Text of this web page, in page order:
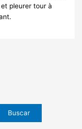
pleurer tour à
Buscar